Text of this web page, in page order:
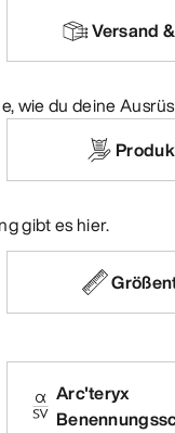
Versand
wie du deine
gibt es hier.
Arc'teryx